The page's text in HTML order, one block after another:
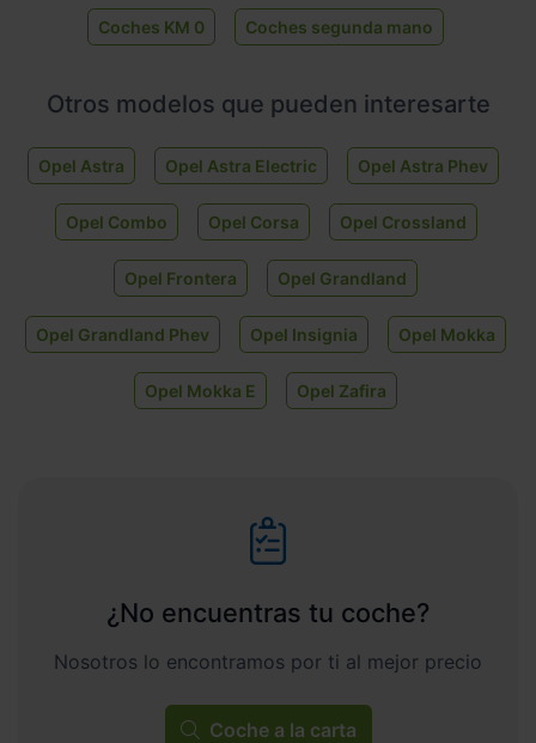
Coches KM 0 Coches segunda mano
Otros modelos que pueden interesarte
Opel Astra Opel Astra Electric Opel Astra Phev
Opel Combo Opel Corsa Opel Crossland
Opel Frontera Opel Grandland
Opel Grandland Phev Opel Insignia Opel Mokka
Opel Mokka E Opel Zafira
¿No encuentras tu coche?
Nosotros lo encontramos por ti al mejor precio
Coche a la carta